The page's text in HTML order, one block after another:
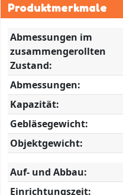
Produktmerkmale
Abmessungen im
zusammengerollten
Zustand:
Abmessungen:
Kapazität:
Gebläsegewicht:
Objektgewicht:
Auf- und Abbau:
Einrichtungszeit: